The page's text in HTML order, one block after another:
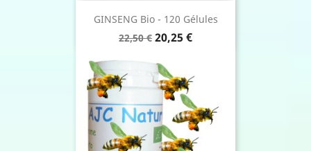
GINSENG Bio - 120 Gélules
Prix
base
22,50 € Prix
20,25 €